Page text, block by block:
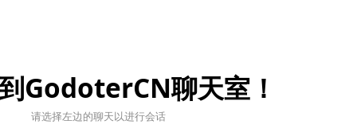
GodoterCN聊天室！
请选择左边的聊天以进行会话